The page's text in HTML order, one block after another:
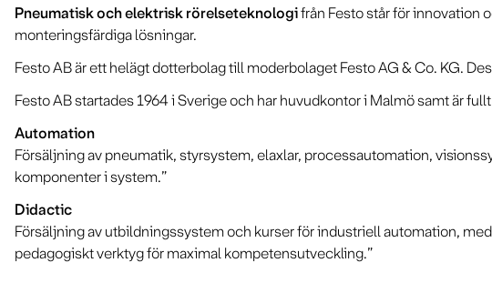
Pneumatisk och elektrisk rörelseteknologifrån Festo står för
monteringsfärdiga lösningar.
Festo AB är ett helägt dotterbolag till moderbolaget Festo AG & Co. KG.
Festo AB startades 1964 i Sverige och har huvudkontor i Malmö samt är
Automation
Försäljning av pneumatik, styrsystem, elaxlar, processautomation,
komponenter i system.”
Didactic
Försäljning av utbildningssystem och kurser för industriell automation,
pedagogiskt verktyg för maximal kompetensutveckling.”